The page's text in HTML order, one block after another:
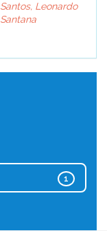
Santos, Leonardo
Santana
1